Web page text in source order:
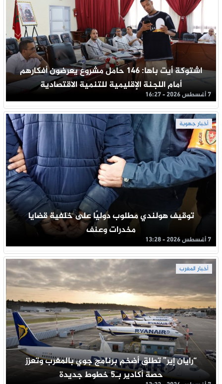
اشتوكة أيت باها: 146 حامل مشروع يعرضون أفكارهم
أمام اللجنة الإقليمية للتنمية الاقتصادية
7 أغسطس 2026 - 16:27
أخبار جهوية
توقيف هولندي مطلوب دوليًا على خلفية قضايا
مخدرات وعنف
7 أغسطس 2026 - 13:28
أخبار المغرب
“رايان إير” تطلق أضخم برنامج جوي بالمغرب وتعزز
حصة أكادير بـ5 خطوط جديدة